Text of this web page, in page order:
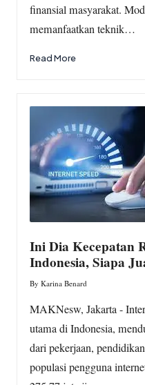
finansial masyarakat.
memanfaatkan teknik…
Read More
Ini Dia Kecepatan
Indonesia, Siapa
Posted
by
By Karina Benard
MAKNesw, Jakarta -
utama di Indonesia,
dari pekerjaan,
populasi pengguna